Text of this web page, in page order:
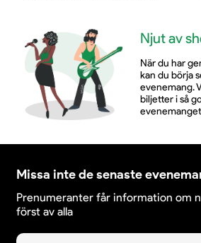
Njut av
När du har
kan du börja
evenemang.
biljetter i så
Missa inte de senaste
Prenumeranter får information om
först av alla